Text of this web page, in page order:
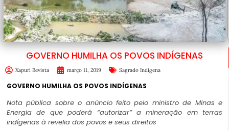
GOVERNO HUMILHA OS POVOS INDÍGENAS
Xapuri Revista março 11, 2019 Sagrado Indígena
GOVERNO HUMILHA OS POVOS INDÍGENAS
Nota pública sobre o anúncio feito pelo ministro de Minas e
Energia de que poderá “autorizar” a mineração em terras
indígenas à revelia dos povos e seus direitos